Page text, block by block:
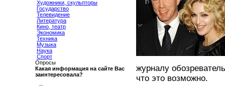
Художники, скульпторы
Государство
Телевидение
Литература
Кино, театр
Экономика
Техника
Музыка
Наука
Спорт
Опросы
Какая информация на сайте Вас
заинтересовала?
журналу
что это возможно.